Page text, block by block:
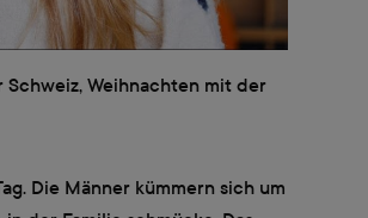
Weihnachten mit der
Die Männer kümmern sich um